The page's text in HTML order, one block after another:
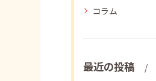
コラム
最近の投稿